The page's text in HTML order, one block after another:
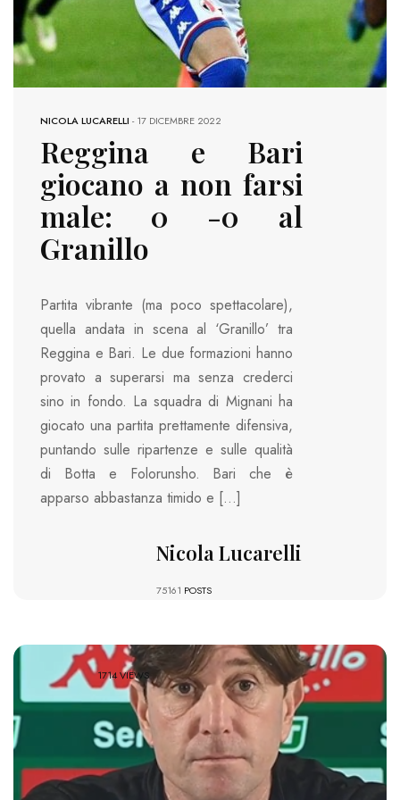
NICOLA LUCARELLI -17 DICEMBRE 2022
Reggina e Bari
giocano a non farsi
male: 0 -0 al
Granillo
Partita vibrante (ma poco spettacolare),
quella andata in scena al ‘Granillo’ tra
Reggina e Bari. Le due formazioni hanno
provato a superarsi ma senza crederci
sino in fondo. La squadra di Mignani ha
giocato una partita prettamente difensiva,
puntando sulle ripartenze e sulle qualità
di Botta e Folorunsho. Bari che è
apparso abbastanza timido e […]
Nicola Lucarelli
75161 POSTS
1714 VIEWS